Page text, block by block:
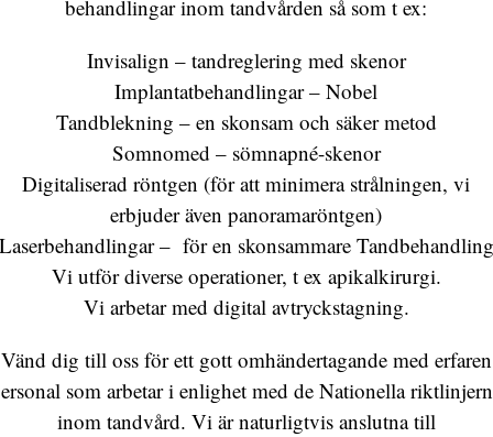
behandlingar inom tandvården så som t ex:
Invisalign – tandreglering med skenor
Implantatbehandlingar – Nobel
Tandblekning – en skonsam och säker metod
Somnomed – sömnapné-skenor
Digitaliserad röntgen (för att minimera strålningen, vi
erbjuder även panoramaröntgen)
– för en skonsammare Tandbehandling
Vi utför diverse operationer, t ex apikalkirurgi.
Vi arbetar med digital avtryckstagning.
Vänd dig till oss för ett gott omhändertagande med erfaren
som arbetar i enlighet med de Nationella
inom tandvård. Vi är naturligtvis anslutna till